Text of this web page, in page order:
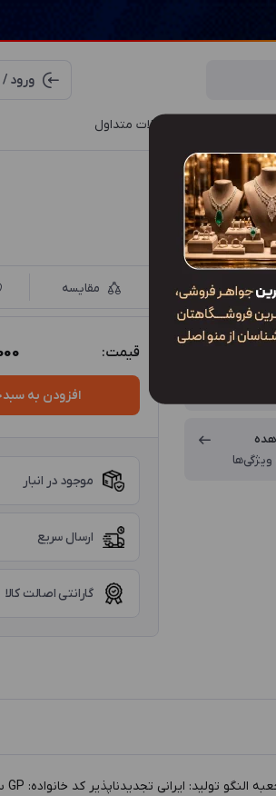
ورود
سوالات متداول
مقایسه
قیمت:
افزودن به
موجود در انبار
ارسال سریع
گارانتی اصالت کالا